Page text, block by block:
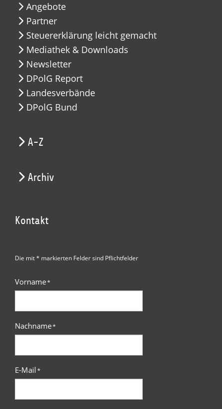
Angebote
Partner
Steuererklärung leicht gemacht
Mediathek & Downloads
Newsletter
DPolG Report
Landesverbände
DPolG Bund
A-Z
Archiv
Kontakt
Die mit * markierten Felder sind Pflichtfelder
Vorname*
Nachname*
E-Mail*